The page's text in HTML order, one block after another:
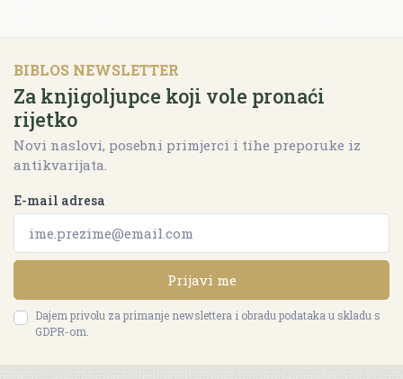
BIBLOS NEWSLETTER
Za knjigoljupce koji vole pronaći
rijetko
Novi naslovi, posebni primjerci i tihe preporuke iz
antikvarijata.
E-mail adresa
Prijavi me
Dajem privolu za primanje newslettera i obradu podataka u skladu s
GDPR-om.